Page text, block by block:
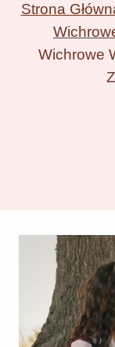
Strona
Wichrowe